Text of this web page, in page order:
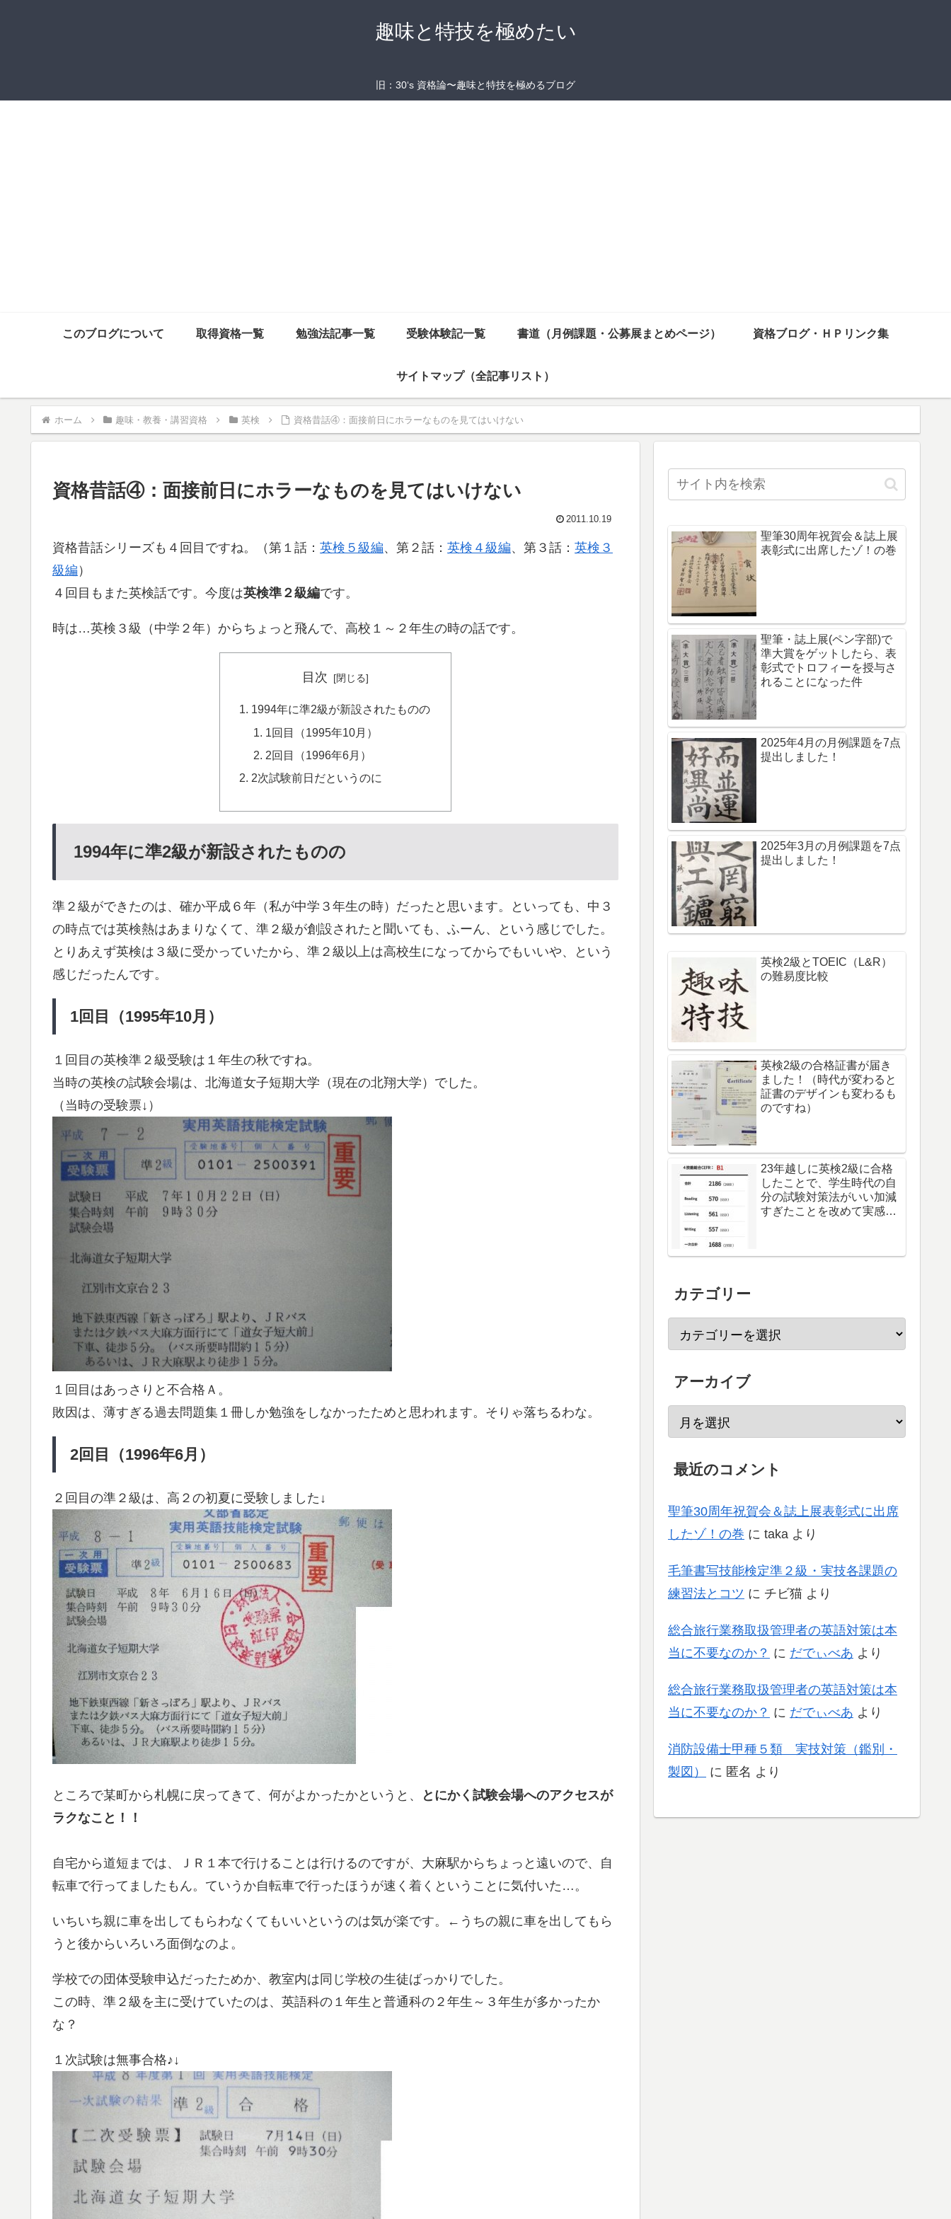
趣味と特技を極めたい
旧：30‘s 資格論〜趣味と特技を極めるブログ
このブログについて 取得資格一覧 勉強法記事一覧 受験体験記一覧 書道（月例課題・公募展まとめページ） 資格ブログ・ＨＰリンク集
サイトマップ（全記事リスト）
ホーム 趣味・教養・講習資格 英検 資格昔話④：面接前日にホラーなものを見てはいけない
資格昔話④：面接前日にホラーなものを見てはいけない
2011.10.19
資格昔話シリーズも４回目ですね。（第１話： 英検５級編、第２話： 英検４級編、第３話： 英検３
級編 ）
４回目もまた英検話です。今度は英検準２級編です。
時は…英検３級（中学２年）からちょっと飛んで、高校１～２年生の時の話です。
目次
1994年に準2級が新設されたものの
1回目（1995年10月）
2回目（1996年6月）
2次試験前日だというのに
1994年に準2級が新設されたものの
準２級ができたのは、確か平成６年（私が中学３年生の時）だったと思います。といっても、中３
の時点では英検熱はあまりなくて、準２級が創設されたと聞いても、ふーん、という感じでした。
とりあえず英検は３級に受かっていたから、準２級以上は高校生になってからでもいいや、という
感じだったんです。
1回目（1995年10月）
１回目の英検準２級受験は１年生の秋ですね。
当時の英検の試験会場は、北海道女子短期大学（現在の北翔大学）でした。
（当時の受験票↓）
１回目はあっさりと不合格Ａ。
敗因は、薄すぎる過去問題集１冊しか勉強をしなかったためと思われます。そりゃ落ちるわな。
2回目（1996年6月）
２回目の準２級は、高２の初夏に受験しました↓
ところで某町から札幌に戻ってきて、何がよかったかというと、
とにかく試験会場へのアクセスが
ラクなこと！！
自宅から道短までは、ＪＲ１本で行けることは行けるのですが、大麻駅からちょっと遠いので、自
転車で行ってましたもん。ていうか自転車で行ったほうが速く着くということに気付いた…。
いちいち親に車を出してもらわなくてもいいというのは気が楽です。←うちの親に車を出してもら
うと後からいろいろ面倒なのよ。
学校での団体受験申込だったためか、教室内は同じ学校の生徒ばっかりでした。
この時、準２級を主に受けていたのは、英語科の１年生と普通科の２年生～３年生が多かったか
な？
１次試験は無事合格♪↓
聖筆30周年祝賀会＆誌上展
表彰式に出席したゾ！の巻
聖筆・誌上展(ペン字部)で
準大賞をゲットしたら、表
彰式でトロフィーを授与さ
れることになった件
2025年4月の月例課題を7点
提出しました！
2025年3月の月例課題を7点
提出しました！
英検2級とTOEIC（L&R）
の難易度比較
英検2級の合格証書が届き
ました！（時代が変わると
証書のデザインも変わるも
のですね）
23年越しに英検2級に合格
したことで、学生時代の自
分の試験対策法がいい加減
すぎたことを改めて実感し
カテゴリー
アーカイブ
最近のコメント
聖筆30周年祝賀会＆誌上展表彰式に出席
したゾ！の巻 に taka より
毛筆書写技能検定準２級・実技各課題の
練習法とコツ に チビ猫 より
総合旅行業務取扱管理者の英語対策は本
当に不要なのか？ に だでぃべあ より
総合旅行業務取扱管理者の英語対策は本
当に不要なのか？ に だでぃべあ より
消防設備士甲種５類 実技対策（鑑別・
製図）
に 匿名 より